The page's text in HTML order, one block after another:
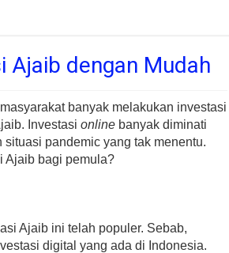
Ajaib dengan Mudah
banyak melakukan investasi
Investasi online banyak diminati
pandemic yang tak menentu.
Ajaib bagi pemula?
Ajaib ini telah populer. Sebab,
digital yang ada di Indonesia.